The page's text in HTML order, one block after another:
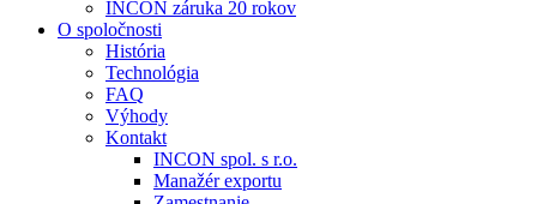
INCON záruka 20 rokov
O spoločnosti
História
Technológia
FAQ
Výhody
Kontakt
INCON spol. s r.o.
Manažér exportu